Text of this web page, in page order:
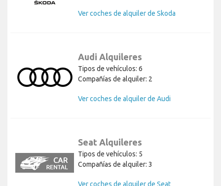
Ver coches de alquiler de Skoda
Audi Alquileres
Tipos de vehículos: 6
Compañías de alquiler: 2
Ver coches de alquiler de Audi
Seat Alquileres
Tipos de vehículos: 5
Compañías de alquiler: 3
Ver coches de alquiler de Seat